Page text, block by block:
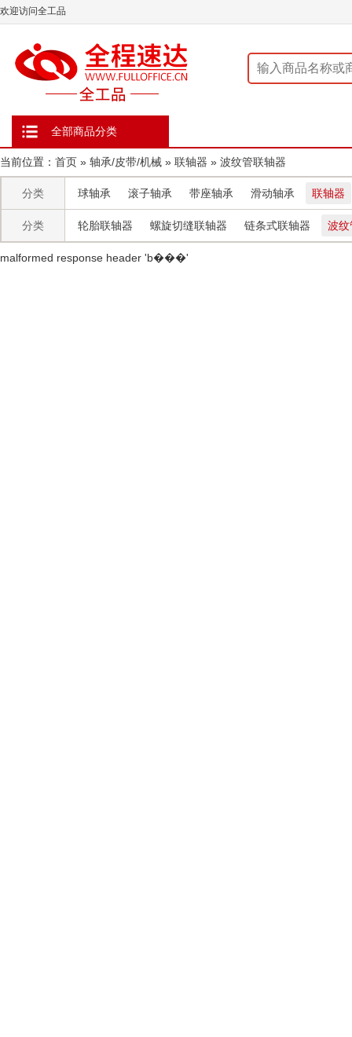
欢迎访问全工品
全部商品分类
当前位置： 首页 » 轴承/皮带/机械 » 联轴器 » 波纹管联轴器
分类 球轴承 滚子轴承 带座轴承 滑动轴承 联轴器
分类 轮胎联轴器 螺旋切缝联轴器 链条式联轴器 波纹
malformed response header ' b���'